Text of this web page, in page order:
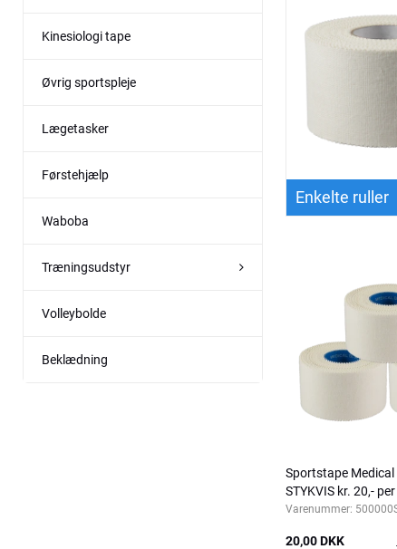
Kinesiologi tape
Øvrig sportspleje
Lægetasker
Førstehjælp
Waboba
Træningsudstyr
Volleybolde
Beklædning
Enkelte ruller
Sportstape Medical
STYKVIS kr. 20,-
Varenummer:
20,00 DKK